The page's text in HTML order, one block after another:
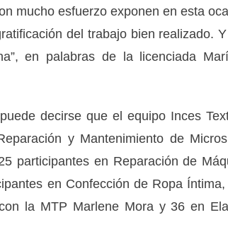
mucho esfuerzo exponen en esta
del trabajo bien realizado.
en palabras de la licenciada
decirse que el equipo Inces
y Mantenimiento de
participantes en Reparación de
en Confección de Ropa
la MTP Marlene Mora y 36 en